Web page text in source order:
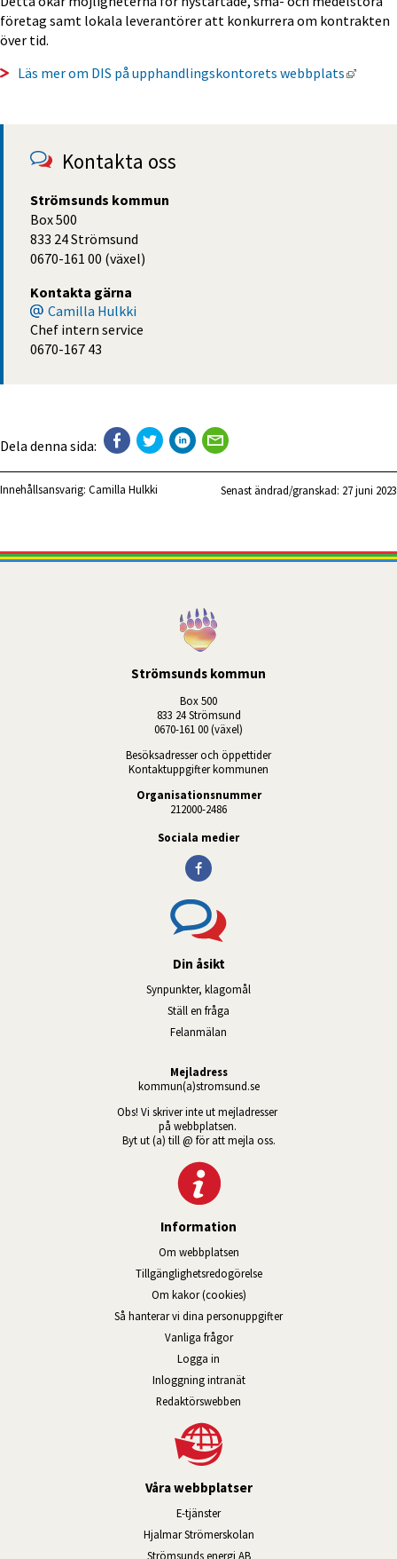
företag samt lokala leverantörer att konkurrera om kontrakten
över tid.
Läs mer om DIS på upphandlingskontorets webbplats
Länk
Kontakta oss
Strömsunds kommun
Box 500
833 24 Strömsund
0670-161 00 (växel)
Kontakta gärna
Camilla Hulkki
Chef intern service
0670-167 43
Dela denna sida:
Innehållsansvarig: Camilla Hulkki Senast ändrad/granskad: 27 juni 2023
Strömsunds kommun
Box 500
833 24 Strömsund
0670-161 00 (växel)
Besöksadresser och öppettider
Kontaktuppgifter kommunen
Organisationsnummer
212000-2486
Sociala medier
Din åsikt
Synpunkter, klagomål
Ställ en fråga
Felanmälan
Mejladress
kommun(a)stromsund.se
Obs! Vi skriver inte ut mejladresser
på webbplatsen.
Byt ut (a) till @ för att mejla oss.
Information
Om webbplatsen
Tillgänglig­hets­redo­görelse
Om kakor (cookies)
Så hanterar vi dina personuppgifter
Vanliga frågor
Logga in
Inloggning intranätÖppnas i nytt fönster.
Redaktörswebben
Våra webbplatser
E-tjänsterLänk till annan webbplats, öppnas i
Hjalmar StrömerskolanLänk till annan webbplats,
Strömsunds energi ABLänk till annan webbplats,